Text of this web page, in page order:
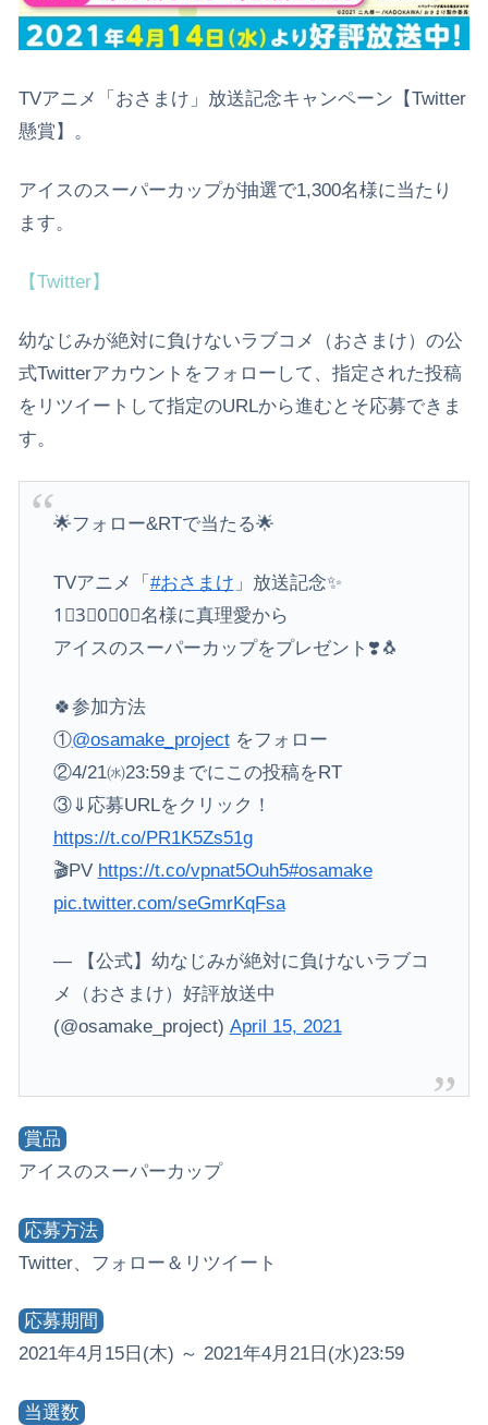
TVアニメ「おさまけ」放送記念キャンペーン【Twitter
懸賞】。
アイスのスーパーカップが抽選で1,300名様に当たり
ます。
【Twitter】
幼なじみが絶対に負けないラブコメ（おさまけ）の公
式Twitterアカウントをフォローして、指定された投稿
をリツイートして指定のURLから進むとそ応募できま
す。
🌟フォロー&RTで当たる🌟
TVアニメ「 #おさまけ 」放送記念✨
1⃣3⃣0⃣0⃣名様に真理愛から
アイスのスーパーカップをプレゼント❣️🐧
🍀参加方法
①@osamake_projectをフォロー
②4/21㈬23:59までにこの投稿をRT
③⇓応募URLをクリック！
https://t.co/PR1K5Zs51g
🎬PV https://t.co/vpnat5Ouh5#osamake
pic.twitter.com/seGmrKqFsa
— 【公式】幼なじみが絶対に負けないラブコ
メ（おさまけ）好評放送中
(@osamake_project) April 15, 2021
賞品
アイスのスーパーカップ
応募方法
Twitter、フォロー＆リツイート
応募期間
2021年4月15日(木) ～ 2021年4月21日(水)23:59
当選数